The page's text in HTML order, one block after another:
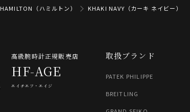
HAMILTON（ハミルトン） KHAKI NAVY（カーキ ネイビー）
高級腕時計正規販売店
HF-AGE
エイチエフ・エイジ
取扱ブランド
PATEK PHILIPPE
BREITLING